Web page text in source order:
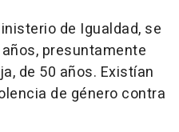
de Igualdad, se
presuntamente
de 50 años. Existían
de género contra